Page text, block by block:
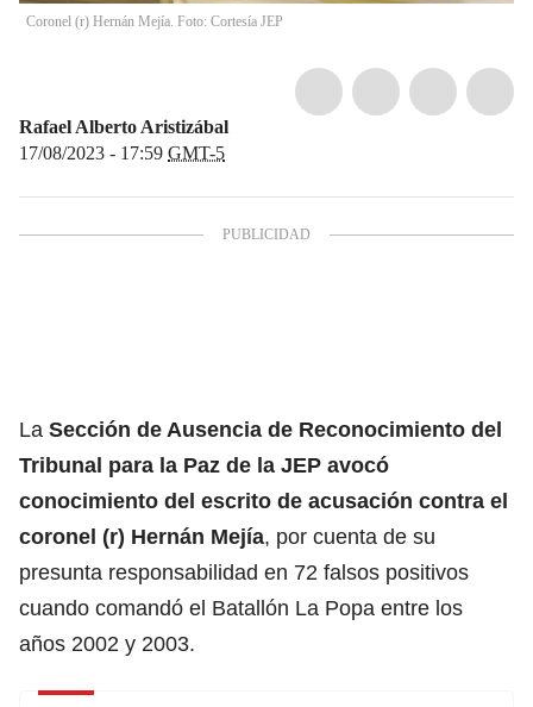
Coronel (r) Hernán Mejía. Foto: Cortesía JEP
Rafael Alberto Aristizábal
17/08/2023 - 17:59 GMT-5
La Sección de Ausencia de Reconocimiento del
Tribunal para la Paz de la JEP avocó
conocimiento del escrito de acusación contra el
coronel (r) Hernán Mejía, por cuenta de su
presunta responsabilidad en 72 falsos positivos
cuando comandó el Batallón La Popa entre los
años 2002 y 2003.